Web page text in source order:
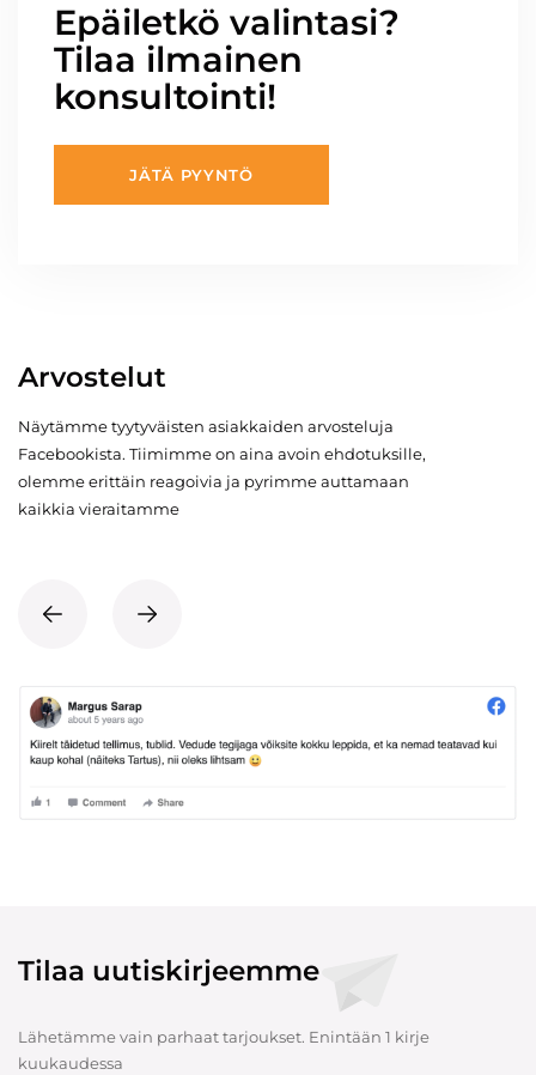
Epäiletkö valintasi?
Tilaa ilmainen
konsultointi!
JÄTÄ PYYNTÖ
Arvostelut
Näytämme tyytyväisten asiakkaiden arvosteluja
Facebookista. Tiimimme on aina avoin ehdotuksille,
olemme erittäin reagoivia ja pyrimme auttamaan
kaikkia vieraitamme
Tilaa uutiskirjeemme
Lähetämme vain parhaat tarjoukset. Enintään 1 kirje
kuukaudessa